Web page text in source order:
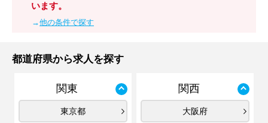
います。
→他の条件で探す
都道府県から求人を探す
関東
東京都
関西
大阪府